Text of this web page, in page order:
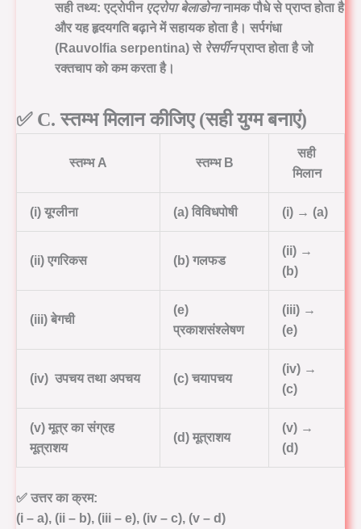
सही तथ्य: एट्रोपीन एट्रोपा बेलाडोनानामक पौधे से प्राप्त होता है
और यह हृदयगति बढ़ाने में सहायक होता है। सर्पगंधा
(Rauvolfia serpentina) से रेसर्पीनप्राप्त होता है जो
रक्तचाप को कम करता है।
✅ C. स्तम्भ मिलान कीजिए (सही युग्म बनाएं)
स्तम्भ A स्तम्भ B
सही
मिलान
(i) यूग्लीना (a) विविधपोषी (i) → (a)
(ii) एगरिकस (b) गलफड
(ii) →
(b)
(iii) बेगची
(e)
प्रकाशसंश्लेषण
(iii) →
(e)
(iv) उपचय तथा अपचय (c) चयापचय
(iv) →
(c)
(v) मूत्र का संग्रह
मूत्राशय
(d) मूत्राशय
(v) →
(d)
✅ उत्तर का क्रम:
(i – a), (ii – b), (iii – e), (iv – c), (v – d)